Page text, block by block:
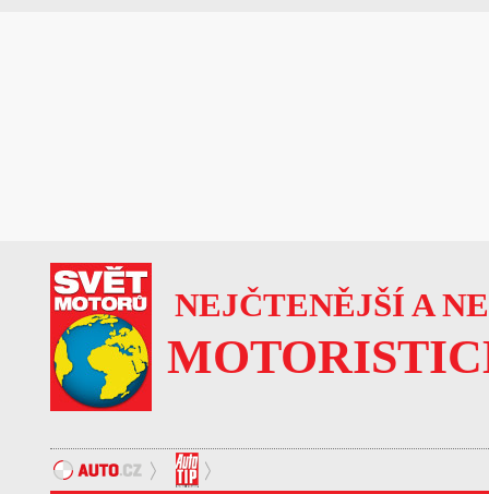
NEJČTENĚJŠÍ A